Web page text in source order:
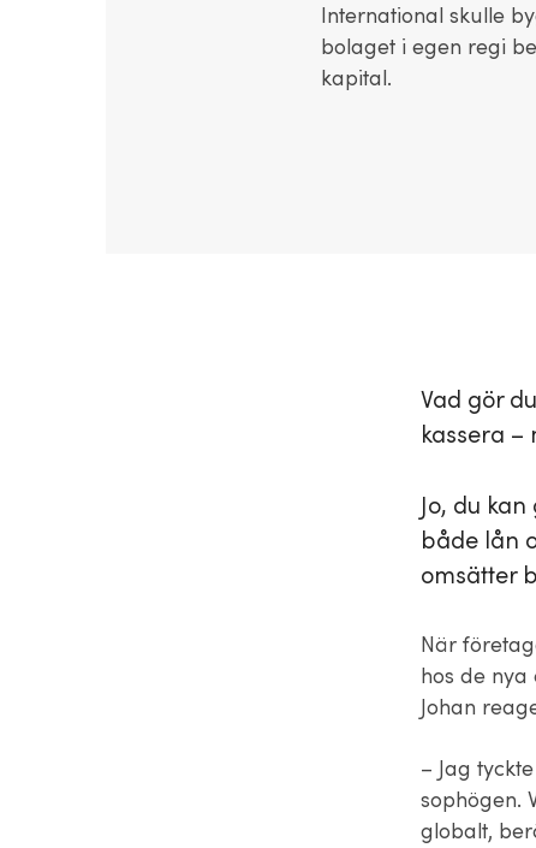
International skulle
bolaget i egen regi
kapital.
Vad gör
kassera –
Jo, du
både lån
omsätter
När
hos de
Johan
– Jag
sophögen.
globalt,